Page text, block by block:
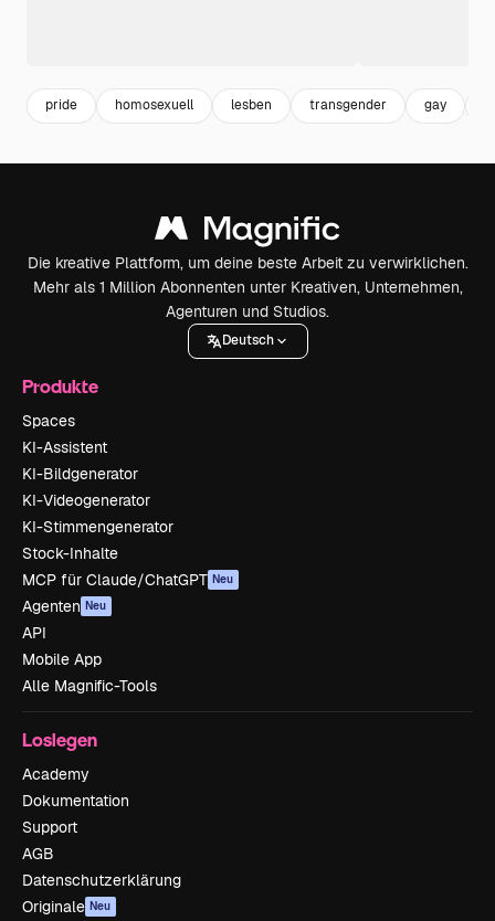
pride homosexuell lesben transgender gay
Die kreative Plattform, um deine beste Arbeit zu verwirklichen.
Mehr als 1 Million Abonnenten unter Kreativen, Unternehmen,
Agenturen und Studios.
Deutsch
Produkte
Spaces
KI-Assistent
KI-Bildgenerator
KI-Videogenerator
KI-Stimmengenerator
Stock-Inhalte
MCP für Claude/ChatGPT Neu
Agenten Neu
API
Mobile App
Alle Magnific-Tools
Loslegen
Academy
Dokumentation
Support
AGB
Datenschutzerklärung
Originale Neu